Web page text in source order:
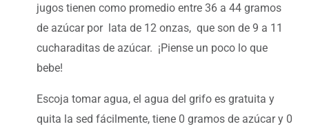
jugos tienen como promedio entre 36 a 44 gramos
de azúcar por lata de 12 onzas, que son de 9 a 11
cucharaditas de azúcar. ¡Piense un poco lo que
bebe!
Escoja tomar agua, el agua del grifo es gratuita y
quita la sed fácilmente, tiene 0 gramos de azúcar y 0